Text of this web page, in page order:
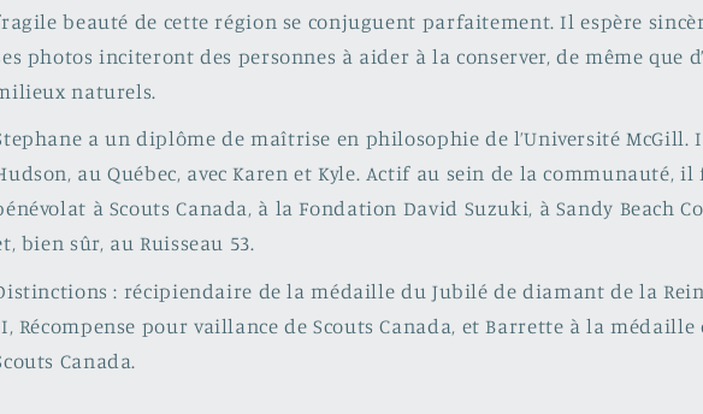
beauté de cette région se conjuguent parfaitement. Il espère
photos inciteront des personnes à aider à la conserver, de même que
naturels.
a un diplôme de maîtrise en philosophie de l’Université McGill.
au Québec, avec Karen et Kyle. Actif au sein de la communauté,
à Scouts Canada, à la Fondation David Suzuki, à Sandy Beach
bien sûr, au Ruisseau 53.
: récipiendaire de la médaille du Jubilé de diamant de la
Récompense pour vaillance de Scouts Canada, et Barrette à la
Canada.